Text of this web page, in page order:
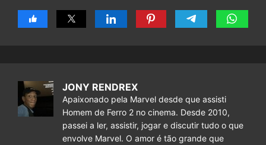
JONY RENDREX
Apaixonado pela Marvel desde que assisti
Homem de Ferro 2 no cinema. Desde 2010,
passei a ler, assistir, jogar e discutir tudo o que
envolve Marvel. O amor é tão grande que